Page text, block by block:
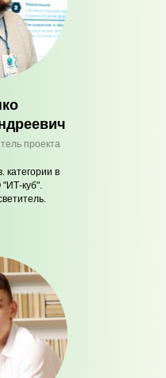
проекта
категории в
куб".